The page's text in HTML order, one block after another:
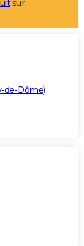
sur
de-Dôme)